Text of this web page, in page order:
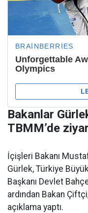
Bakanlar
TBMM’de
İçişleri Bakanı
Gürlek, Türkiye
Başkanı Devlet
ardından Bakan
açıklama yaptı.